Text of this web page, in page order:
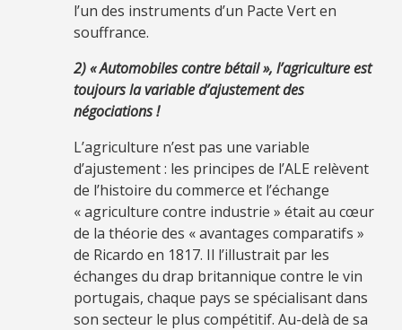
l’un des instruments d’un Pacte Vert en
souffrance.
2) « Automobiles contre bétail », l’agriculture est
toujours la variable d’ajustement des
négociations !
L’agriculture n’est pas une variable
d’ajustement : les principes de l’ALE relèvent
de l’histoire du commerce et l’échange
« agriculture contre industrie » était au cœur
de la théorie des « avantages comparatifs »
de Ricardo en 1817. Il l’illustrait par les
échanges du drap britannique contre le vin
portugais, chaque pays se spécialisant dans
son secteur le plus compétitif. Au-delà de sa